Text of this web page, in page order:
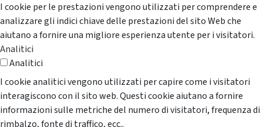
I cookie per le prestazioni vengono utilizzati per comprendere e
analizzare gli indici chiave delle prestazioni del sito Web che
aiutano a fornire una migliore esperienza utente per i visitatori.
Analitici
Analitici
I cookie analitici vengono utilizzati per capire come i visitatori
interagiscono con il sito web. Questi cookie aiutano a fornire
informazioni sulle metriche del numero di visitatori, frequenza di
rimbalzo, fonte di traffico, ecc..